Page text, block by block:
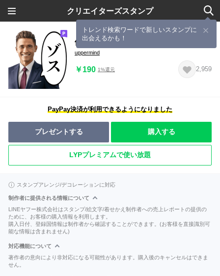
クリエイターズスタンプ
トレンド検索ワードで新しいスタンプに
出会えるかも！
体育会系営業リーマン
uppermind
￥190 1%還元 2,959
PayPay決済が利用できるようになりました
プレゼントする 購入する
LYPプレミアムで使い放題
スタンプアレンジ/デコレーションに対応
制作者に提供される情報について
LINEヤフー株式会社はスタンプ/絵文字/着せかえ制作者への売上レポートの提供の
ために、お客様の購入情報を利用します。
購入日付、登録国情報は制作者から確認することができます。(お客様を直接識別可
能な情報は含まれません)
対応機能について
著作者の意向により非対応になる可能性があります。購入後のキャンセルはできま
せん。